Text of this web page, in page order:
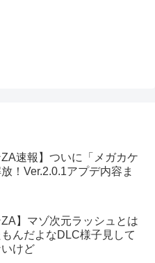
ZA速報】ついに「メガカケ
！Ver.2.0.1アプデ内容ま
ZA】マゾ次元ラッシュとは
んだよなDLC様子見して
けど